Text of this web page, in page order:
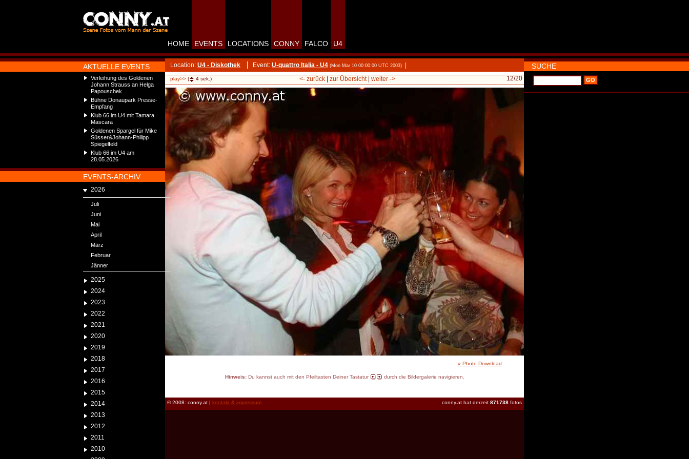
AKTUELLE EVENTS
Verleihung des Goldenen
Johann Strauss an Helga
Papouschek
Bühne Donaupark Presse-
Empfang
Klub 66 im U4 mit Tamara
Mascara
Goldenen Spargel für Mike
Süsser&Johann-Philipp
Spiegelfeld
Klub 66 im U4 am
28.05.2026
EVENTS-ARCHIV
2026
Juli
Juni
Mai
April
März
Februar
Jänner
2025
2024
2023
2022
2021
2020
2019
2018
2017
2016
2015
2014
2013
2012
2011
2010
HOME EVENTS LOCATIONS CONNY FALCO U4
Location: U4 - Diskothek Event: U-quattro Italia - U4 (Mon Mar 10 00:00:00 UTC 2003)
play>> ( 4 sek.) 12/20
<- zurück| zur Übersicht| weiter ->
» Photo Download
Hinweis:Du kannst auch mit den Pfeiltasten Deiner Tastatur durch die Bildergalerie navigieren.
conny.at hat derzeit 871738 fotos
© 2008: conny.at | kontakt & impressum
SUCHE